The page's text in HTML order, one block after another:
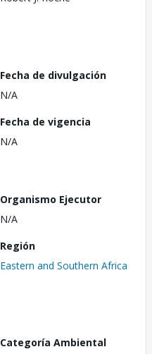
Fecha de divulgación
N/A
Fecha de vigencia
N/A
Organismo Ejecutor
N/A
Región
Eastern and Southern Africa
Categoría Ambiental